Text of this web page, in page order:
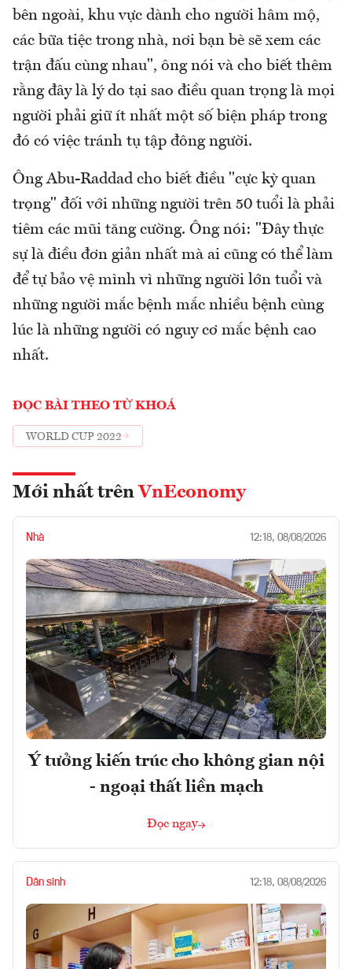
bên ngoài, khu vực dành cho người hâm mộ,
các bữa tiệc trong nhà, nơi bạn bè sẽ xem các
trận đấu cùng nhau", ông nói và cho biết thêm
rằng đây là lý do tại sao điều quan trọng là mọi
người phải giữ ít nhất một số biện pháp trong
đó có việc tránh tụ tập đông người.
Ông Abu-Raddad cho biết điều "cực kỳ quan
trọng" đối với những người trên 50 tuổi là phải
tiêm các mũi tăng cường. Ông nói: "Đây thực
sự là điều đơn giản nhất mà ai cũng có thể làm
để tự bảo vệ mình vì những người lớn tuổi và
những người mắc bệnh mắc nhiều bệnh cùng
lúc là những người có nguy cơ mắc bệnh cao
nhất.
ĐỌC BÀI THEO TỪ KHOÁ
WORLD CUP 2022
Mới nhất trên VnEconomy
Nhà 12:18, 08/08/2026
Ý tưởng kiến trúc cho không gian nội
- ngoại thất liền mạch
Đọc ngay
Dân sinh 12:18, 08/08/2026